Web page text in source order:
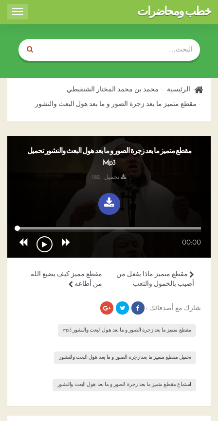
Toggle
خطب ومحاضرات
الرئيسية محمد بن محمد المختار الشنقيطي
مقطع متميز ما بعد زجرة الصور و ما بعد هول البعث والنشور
مقطع متميز ما بعد زجرة الصور و ما بعد هول البعث والنشور تحميل
Mp3
تحميل : 182
00:00
مقطع مميز كيف يضيع الله
من أطاعه
مقطع متميز ماذا يفعل من
أصيب بالخمول والتعب
شارك مع أصدقائك ›
مقطع متميز ما بعد زجرة الصور و ما بعد هول البعث والنشور mp3
تحميل مقطع متميز ما بعد زجرة الصور و ما بعد هول البعث والنشور
استماع مقطع متميز ما بعد زجرة الصور و ما بعد هول البعث والنشور